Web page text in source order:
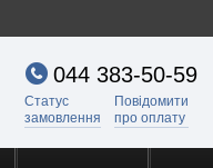
044 383-50-59
Статус
замовлення
Повідомити
про оплату